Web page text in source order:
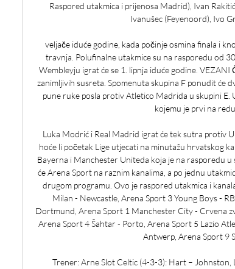
Raspored utakmica i prijenosa Madrid), Ivan
Ivanušec (Feyenoord), Ivo
veljače iduće godine, kada počinje osmina finala i
travnja. Polufinalne utakmice su na rasporedu od
Wembleyju igrat će se 1. lipnja iduće godine.
zanimljivih susreta. Spomenuta skupina F ponudit će
pune ruke posla protiv Atletico Madrida u skupini E.
kojemu je prvi na
Luka Modrić i Real Madrid igrat će tek sutra protiv
hoće li početak Lige utjecati na minutažu hrvatskog
Bayerna i Manchester Uniteda koja je na rasporedu
će Arena Sport na raznim kanalima, a po jednu
drugom programu. Ovo je raspored utakmica i
Milan - Newcastle, Arena Sport 3 Young Boys -
Dortmund, Arena Sport 1 Manchester City - Crvena
Arena Sport 4 Šahtar - Porto, Arena Sport 5 Lazio
Antwerp, Arena Sport 9
Trener: Arne Slot Celtic (4-3-3): Hart – Johnston,